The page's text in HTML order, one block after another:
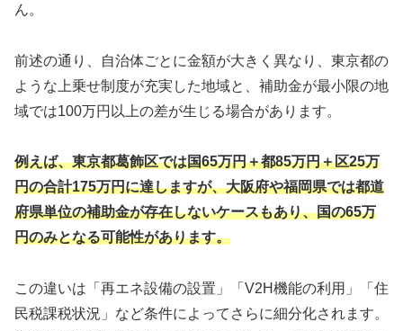
ん。
前述の通り、自治体ごとに金額が大きく異なり、東京都の
ような上乗せ制度が充実した地域と、補助金が最小限の地
域では100万円以上の差が生じる場合があります。
例えば、東京都葛飾区では国65万円＋都85万円＋区25万
円の合計175万円に達しますが、大阪府や福岡県では都道
府県単位の補助金が存在しないケースもあり、国の65万
円のみとなる可能性があります。
この違いは「再エネ設備の設置」「V2H機能の利用」「住
民税課税状況」など条件によってさらに細分化されます。